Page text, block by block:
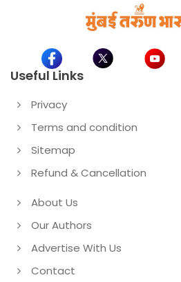
Useful Links
Privacy
Terms and condition
Sitemap
Refund & Cancellation
About Us
Our Authors
Advertise With Us
Contact